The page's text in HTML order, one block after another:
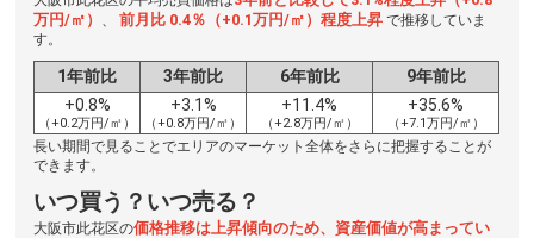
万円/㎡） 、前月比 0.4％（+0.1万円/㎡）程度上昇で推移していま
す。
1年前比 3年前比 6年前比
9年前比
+0.8%
（+0.2万円/㎡）
+3.1%
（+0.8万円/㎡）
+11.4%
（+2.8万円/㎡）
+35.6%
（+7.1万円/㎡）
長い期間で見ることでエリアのマーケット全体をさらに把握することが
できます。
いつ買う？いつ売る？
大阪市此花区の価格推移は上昇傾向のため、資産価値が高まってい